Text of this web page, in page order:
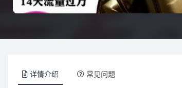
详情介绍 常见问题